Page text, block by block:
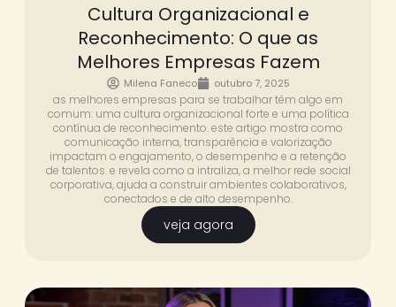
Cultura Organizacional e
Reconhecimento: O que as
Melhores Empresas Fazem
Milena Faneco outubro 7, 2025
as melhores empresas para se trabalhar têm algo em
comum: uma cultura organizacional forte e uma política
contínua de reconhecimento. este artigo mostra como
comunicação interna, transparência e valorização
impactam o engajamento, o desempenho e a retenção
de talentos. e revela como a intraliza, a melhor rede social
corporativa, ajuda a construir ambientes colaborativos,
conectados e de alto desempenho.
veja agora